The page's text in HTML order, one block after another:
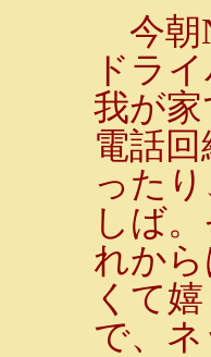
今朝
ドラ
我が
電話
った
しば
れか
くて
で、